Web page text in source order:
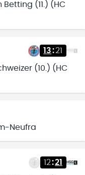
(11.) (HC
13:21
(10.) (HC
Neufra
12:21